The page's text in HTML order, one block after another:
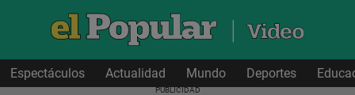
Espectáculos Actualidad Mundo Deportes